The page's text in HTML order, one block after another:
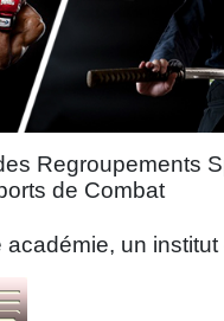
Regroupements
de Combat
un